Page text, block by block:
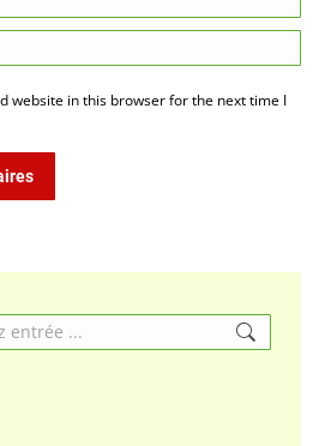
website in this browser for the next time I